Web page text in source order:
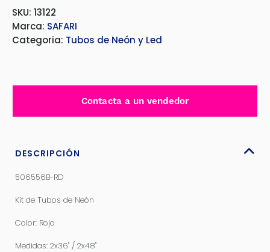
SKU: 13122
Marca: SAFARI
Categoria: Tubos de Neón y Led
Contacta a un vendedor
DESCRIPCIÓN
506556B-RD
Kit de Tubos de Neón
Color: Rojo
Medidas: 2x36" / 2x48"